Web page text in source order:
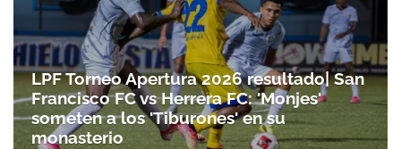
LPF Torneo Apertura 2026 resultado| San
Francisco FC vs Herrera FC: 'Monjes'
someten a los 'Tiburones' en su
monasterio